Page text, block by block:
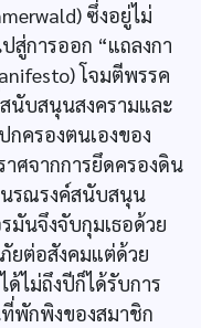
ซึ่งอยู่ไม่
สู่การออก “แถลงกา
โจมตีพรรค
นับสนุนสงครามและ
กครองตนเองของ
ศจากการยึดครองดิน
รณรงค์สนับสนุน
มันจึงจับกุมเธอด้วย
ยต่อสังคมแต่ด้วย
ไม่ถึงปีก็ได้รับการ
พักพิงของสมาชิก